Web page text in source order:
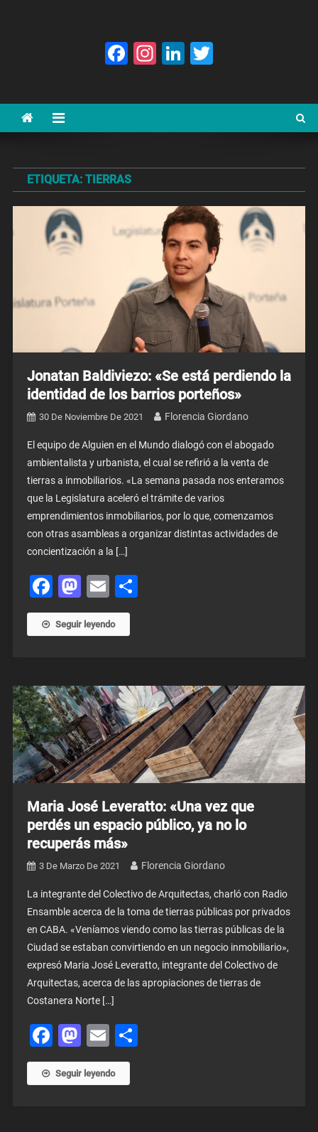
Facebook
Instagram
LinkedIn
ETIQUETA: TIERRAS
Jonatan Baldiviezo: «Se está perdiendo la
identidad de los barrios porteños»
30 De Noviembre De 2021 Florencia Giordano
El equipo de Alguien en el Mundo dialogó con el abogado
ambientalista y urbanista, el cual se refirió a la venta de
tierras a inmobiliarios. «La semana pasada nos enteramos
que la Legislatura aceleró el trámite de varios
emprendimientos inmobiliarios, por lo que, comenzamos
con otras asambleas a organizar distintas actividades de
concientización a la […]
Facebook
Mastodon
EmailShare
Seguir leyendo
Maria José Leveratto: «Una vez que
perdés un espacio público, ya no lo
recuperás más»
3 De Marzo De 2021 Florencia Giordano
La integrante del Colectivo de Arquitectas, charló con Radio
Ensamble acerca de la toma de tierras públicas por privados
en CABA. «Veníamos viendo como las tierras públicas de la
Ciudad se estaban convirtiendo en un negocio inmobiliario»,
expresó Maria José Leveratto, integrante del Colectivo de
Arquitectas, acerca de las apropiaciones de tierras de
Costanera Norte […]
Facebook
Mastodon
Email
Seguir leyendo